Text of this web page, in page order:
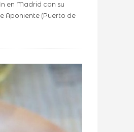
en Madrid con su
Aponiente (Puerto de